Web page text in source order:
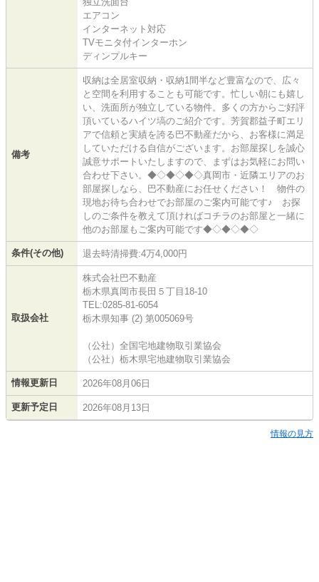
エアコン
インターネット対応
TVモニタ付インターホン
ディンプルキー
備考
収納は全居室収納・収納1間半など豊富なので、広々
と空間を利用することも可能です。忙しい朝にも嬉し
い、洗面所が独立している物件。多くの方からご好評
頂いているハイツ塙のご紹介です。芳賀郡益子町エリ
アで信頼と実績を誇る巴不動産だから、お客様に満足
していただける自信がございます。お部屋探しを誠心
誠意サポートいたしますので、まずはお気軽にお問い
合わせ下さい。◆◇◆◇◆◇真岡市・近隣エリアのお
部屋探しなら、巴不動産にお任せください！ 物件の
現地お待ち合わせでお部屋のご案内可能です♪ お探
しのご条件を教えて頂ければコチラのお部屋と一緒に
他のお部屋もご案内可能です◆◇◆◇◆◇
条件(その他) 退去時清掃費:4万4,000円
取扱会社
株式会社巴不動産
栃木県真岡市長田５丁目18-10
TEL:0285-81-6054
栃木県知事 (2) 第005069号
（公社）全国宅地建物取引業協会
（公社）栃木県宅地建物取引業協会
情報更新日 2026年08月06日
更新予定日 2026年08月13日
情報の見方